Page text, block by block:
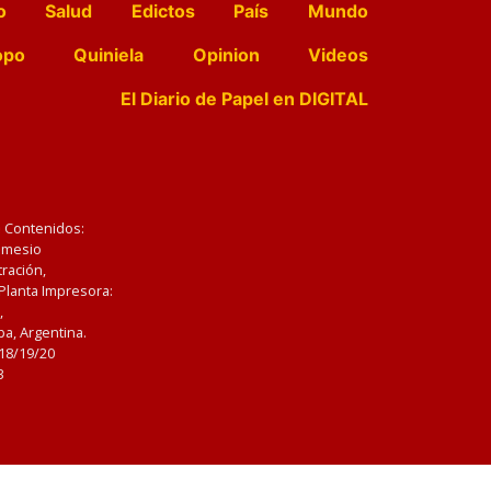
Salud Edictos País
Mundo
Quiniela Opinion
Videos
El Diario de Papel en DIGITAL
Impresora:
Argentina.
19/20